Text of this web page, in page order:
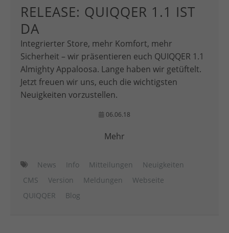
RELEASE: QUIQQER 1.1 IST
DA
Integrierter Store, mehr Komfort, mehr
Sicherheit – wir präsentieren euch QUIQQER 1.1
Almighty Appaloosa. Lange haben wir getüftelt.
Jetzt freuen wir uns, euch die wichtigsten
Neuigkeiten vorzustellen.
06.06.18
Mehr
News Info Mitteilungen
Neuigkeiten
CMS
Version Meldungen
Webseite
QUIQQER
Blog